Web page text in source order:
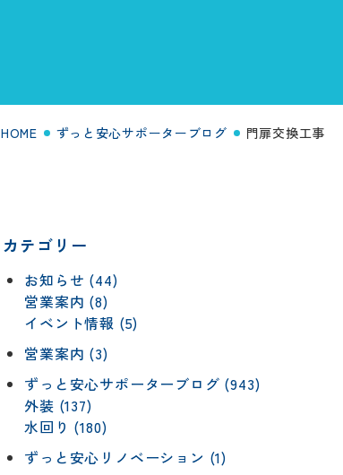
HOME ずっと安心サポーターブログ 門扉交換工事
カテゴリー
お知らせ (44)
営業案内 (8)
イベント情報 (5)
営業案内 (3)
ずっと安心サポーターブログ (943)
外装 (137)
水回り (180)
ずっと安心リノベーション (1)